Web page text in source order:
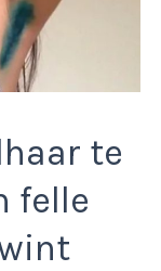
te
felle